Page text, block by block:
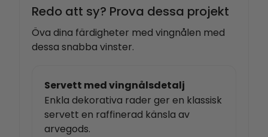
Redo att sy? Prova dessa projekt
Öva dina färdigheter med vingnålen med
dessa snabba vinster.
Servett med vingnålsdetalj
Enkla dekorativa rader ger en klassisk
servett en raffinerad känsla av
arvegods.